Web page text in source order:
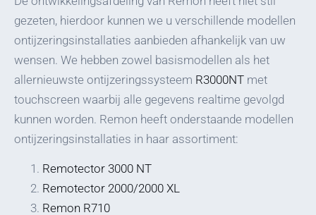
gezeten, hierdoor kunnen we u verschillende modellen
ontijzeringsinstallaties aanbieden afhankelijk van uw
wensen. We hebben zowel basismodellen als het
allernieuwste ontijzeringssysteem R3000NT met
touchscreen waarbij alle gegevens realtime gevolgd
kunnen worden. Remon heeft onderstaande modellen
ontijzeringsinstallaties in haar assortiment:
Remotector 3000 NT
Remotector 2000/2000 XL
Remon R710